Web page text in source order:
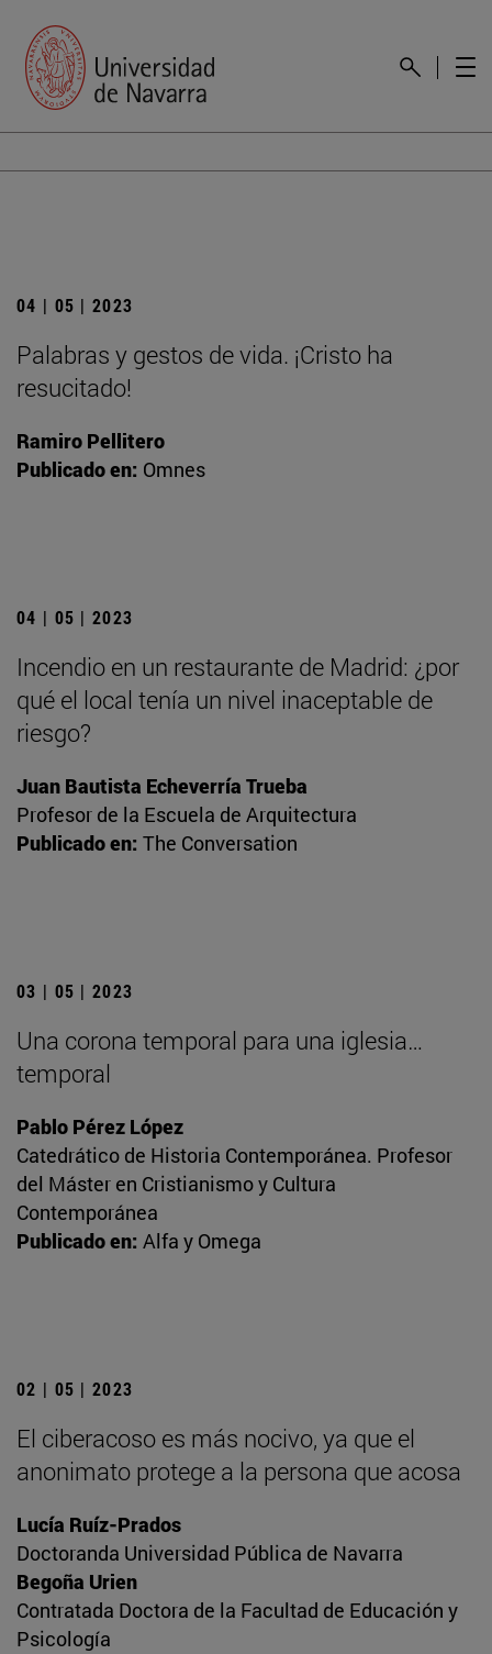
04 | 05 | 2023
Palabras y gestos de vida. ¡Cristo ha
resucitado!
Ramiro Pellitero
Publicado en: Omnes
04 | 05 | 2023
Incendio en un restaurante de Madrid: ¿por
qué el local tenía un nivel inaceptable de
riesgo?
Juan Bautista Echeverría Trueba
Profesor de la Escuela de Arquitectura
Publicado en: The Conversation
03 | 05 | 2023
Una corona temporal para una iglesia…
temporal
Pablo Pérez López
Catedrático de Historia Contemporánea. Profesor
del Máster en Cristianismo y Cultura
Contemporánea
Publicado en: Alfa y Omega
02 | 05 | 2023
El ciberacoso es más nocivo, ya que el
anonimato protege a la persona que acosa
Lucía Ruíz-Prados
Doctoranda Universidad Pública de Navarra
Begoña Urien
Contratada Doctora de la Facultad de Educación y
Psicología